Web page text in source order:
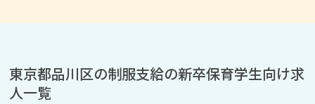
東京都品川区の制服支給の新卒保育学生向け求
人一覧